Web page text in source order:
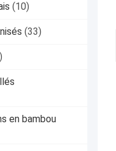
(10)
(33)
en bambou